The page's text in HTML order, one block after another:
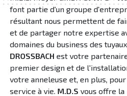
font partie d'un groupe
résultant nous permettent de
et de partager notre expertise
domaines du business des
DROSSBACH est votre
premier design et de
votre anneleuse et, en plus,
service à vie. M.D.S vous offre la